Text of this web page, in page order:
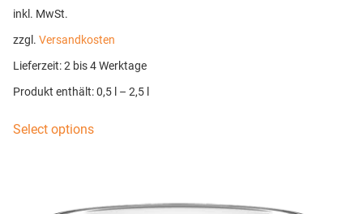
inkl. MwSt.
zzgl. Versandkosten
Lieferzeit:2 bis 4 Werktage
Produkt enthält: 0,5 – 2,5
Select options